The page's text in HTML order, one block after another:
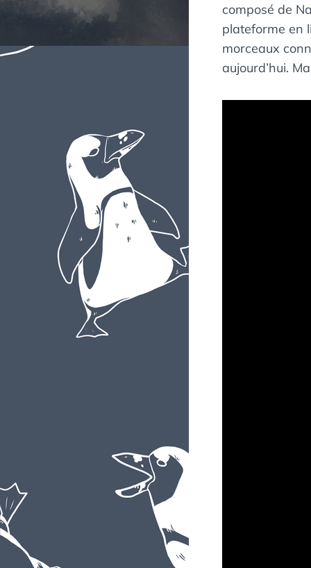
composé de
plateforme en
morceaux
aujourd’hui.